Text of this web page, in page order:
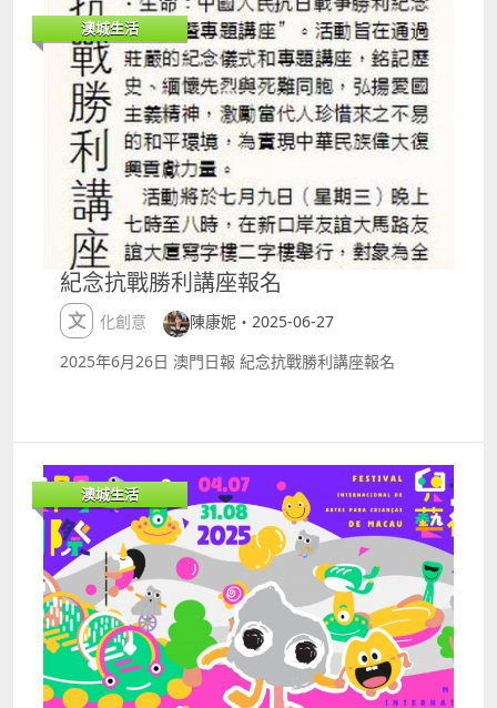
手接收物品。經過不斷摸索，學會制定一份清單，列明
可接受和不接受的物品種類，例如基於場地限制，不接
受大型家具。 為了有效整理、管理共享空間，學會亦組
織了義工隊，現時有二十七名成員，每個成員都有不同
的值更時間。 本地教育家陳康妮成立澳門斷捨離學會。
學會發展新方向：關懷長者、共享食物 斷捨離學會今年
已到第五個年頭，目前正處於「深耕細作」階段，未來
將繼續在學校和社區推廣。Connie觀察到群組內有不
少弱勢社群需要斷捨離服務，相信這也是斷捨離的社會
意義之一。 隨著本澳人口高齡化，不少有積物習慣的長
者開始對斷捨離服務有需求，尤其是獨居的婆婆，例如
處理舊衣物、廢舊電器等。Connie相信未來將有更多
人因不同需求和契機，加入斷捨離的行列。 目前學會的
義工開始上門為長者提供斷捨離服務，至今已處理三十
多個個案，並提供後續跟進和關懷、協助長者搬運物
品。在提供服務前，他們會與案主簽署同意書，「有一
學會現時正計劃的另一個新方向就是共享食物，惟推行
食物共享需要格外謹慎，目前仍處於摸索階段。考量到
食品安全問題，現時學會優先考慮分享有包裝、來源明
確且未過期的食品。 斷捨離已不僅僅是一種整理家居的
技巧，更是一種生活哲學、關懷社會的方式。澳門斷捨
離學會以實際行動，一步步推廣著簡約生活的理念，並
將這份關懷延伸至弱勢群體、長者，甚至癌症病患。
Connie又相信，隨著越來越多的人加入斷捨離的行
列，思考消費的價值，斷捨離這顆種子將在澳繼續茁壯
成長，為更多人帶來更輕盈、更有意義的生活。
澳城生活
紀念抗戰勝利講座報名
文化創意
陳康妮・2025-06-27
2025年6月26日 澳門日報 紀念抗戰勝利講座報名
澳城生活